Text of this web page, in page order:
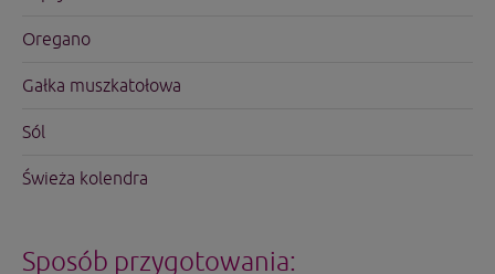
Oregano
Gałka muszkatołowa
Sól
Świeża kolendra
Sposób przygotowania: